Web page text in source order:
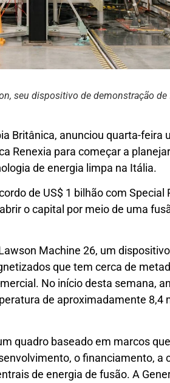
seu dispositivo de demonstração de
Britânica, anunciou quarta-feira
Renexia para começar a
de energia limpa na Itália.
de US$ 1 bilhão com Special
o capital por meio de uma
Machine 26, um
que tem cerca de
No início desta semana,
de aproximadamente 8,4
quadro baseado em marcos
o financiamento, a
de energia de fusão. A